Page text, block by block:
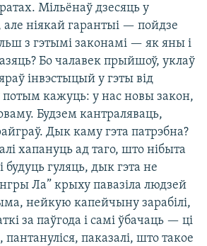
Мільёнаў дзесяць у
але ніякай гарантыі — пойдзе
з гэтымі законамі — як яны і
Бо чалавек прыйшоў, уклаў
інвэстыцый у гэты від
потым кажуць: у нас новы закон,
Будзем кантраляваць,
Дык каму гэта патрэбна?
хапануць ад таго, што нібыта
будуць гуляць, дык гэта не
Ла” крыху павазіла людзей
нейкую капейчыну зарабілі,
за паўгода і самі ўбачаць — ці
пантануліся, паказалі, што такое